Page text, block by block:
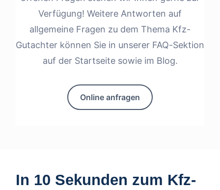
Verfügung! Weitere Antworten auf
allgemeine Fragen zu dem Thema Kfz-
Gutachter können Sie in unserer FAQ-Sektion
auf der Startseite sowie im Blog.
Online anfragen
In 10 Sekunden zum Kfz-